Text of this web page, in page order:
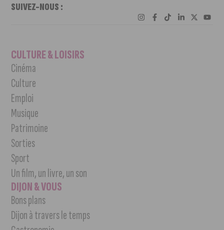
SUIVEZ-NOUS :
CULTURE & LOISIRS
Cinéma
Culture
Emploi
Musique
Patrimoine
Sorties
Sport
Un film, un livre, un son
DIJON & VOUS
Bons plans
Dijon à travers le temps